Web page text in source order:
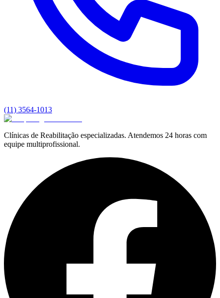
(11) 3564-1013
Clínicas de Reabilitação especializadas. Atendemos 24 horas com
equipe multiprofissional.